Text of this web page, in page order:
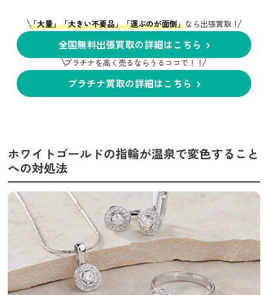
「大量」「大きい不要品」「運ぶのが面倒」なら出張買取！
全国無料出張買取の詳細はこちら
プラチナを高く売るならうるココで！！
プラチナ買取の詳細はこちら
ホワイトゴールドの指輪が温泉で変色すること
への対処法